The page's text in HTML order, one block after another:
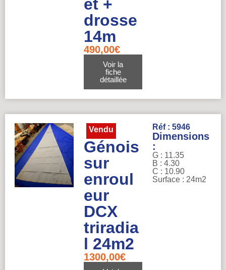
et +
drosse
14m
490,00€
Voir la
fiche
détaillée
Vendu
Génois
sur
enroul
eur
DCX
triradia
l 24m2
1300,00€
Réf : 5946
Dimensions
:
G : 11.35
B : 4.30
C : 10.90
Surface : 24m2